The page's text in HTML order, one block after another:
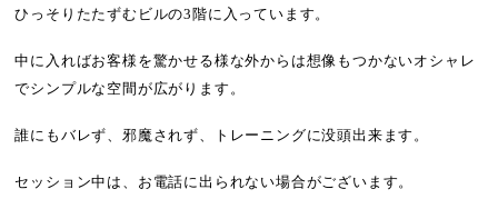
ひっそりたたずむビルの3 階に入っています。
中に入ればお客様を驚かせる様な外からは想像もつかないオシャレ
でシンプルな空間が広がります。
誰にもバレず、邪魔されず、トレーニングに没頭出来ます。
セッション中は、お電話に出られない場合がございます。